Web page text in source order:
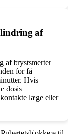
af
af brystsmerter
for få
Hvis
dosis
læge eller